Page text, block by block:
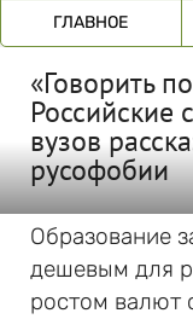
ГЛАВНОЕ
«Говорить
Российские
вузов
русофобии
Образование
дешевым для
ростом валют